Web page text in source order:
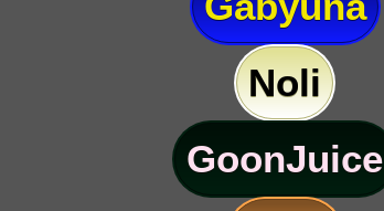
Noli
GoonJuice